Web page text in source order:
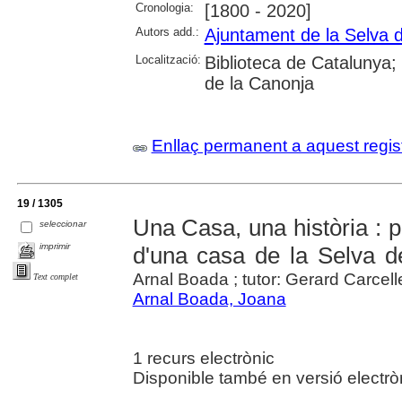
Cronologia: [1800 - 2020]
Autors add.: Ajuntament de la Selva
Localització: Biblioteca de
de la Canonja
Enllaç permanent a aquest
19 / 1305
seleccionar
imprimir
Text complet
Una Casa, una història :
d'una casa de la Selva
Arnal Boada ; tutor: Gerard
Arnal Boada, Joana
1 recurs electrònic
Disponible també en versió